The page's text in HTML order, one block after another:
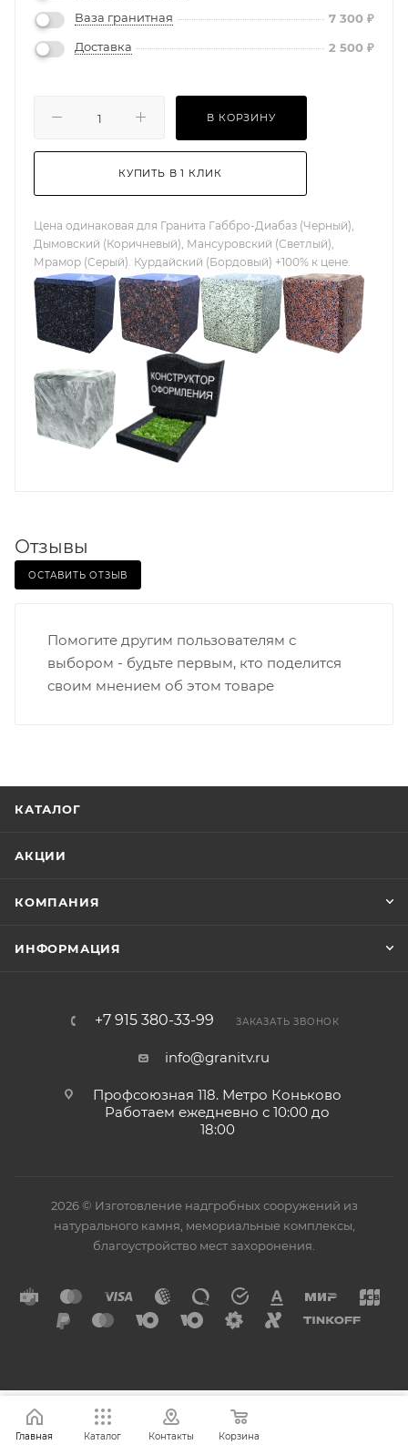
Ваза гранитная
7 300 ₽
Доставка
2 500 ₽
В КОРЗИНУ
КУПИТЬ В 1 КЛИК
Цена одинаковая для Гранита Габбро-Диабаз (Черный),
Дымовский (Коричневый), Мансуровский (Светлый),
Мрамор (Серый). Курдайский (Бордовый) +100% к цене.
Отзывы
ОСТАВИТЬ ОТЗЫВ
Помогите другим пользователям с
выбором - будьте первым, кто поделится
своим мнением об этом товаре
КАТАЛОГ
АКЦИИ
КОМПАНИЯ
ИНФОРМАЦИЯ
+7 915 380-33-99 ЗАКАЗАТЬ ЗВОНОК
info@granitv.ru
Профсоюзная 118. Метро Коньково
Работаем ежедневно с 10:00 до
18:00
2026 © Изготовление надгробных сооружений из
натурального камня, мемориальные комплексы,
благоустройство мест захоронения.
Главная Каталог Контакты Корзина